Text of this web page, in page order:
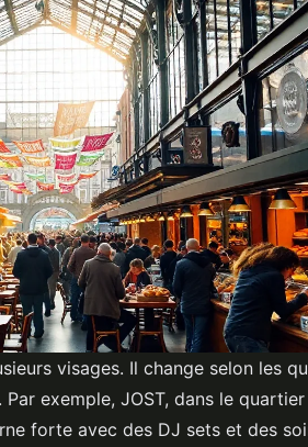
visages. Il change selon les
exemple, JOST, dans le
forte avec des DJ sets et des